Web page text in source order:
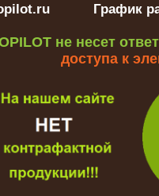
График
не несет
доступа к